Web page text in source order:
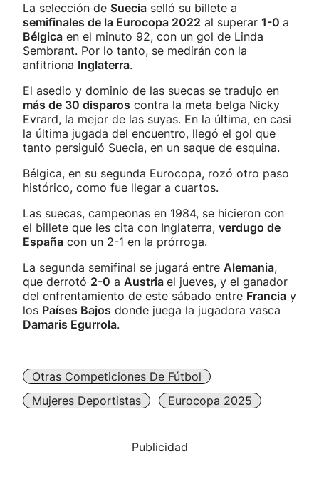
La selección de Suecia selló su billete a
semifinales de la Eurocopa 2022 al superar 1-0 a
Bélgica en el minuto 92, con un gol de Linda
Sembrant. Por lo tanto, se medirán con la
anfitriona Inglaterra.
El asedio y dominio de las suecas se tradujo en
más de 30 disparos contra la meta belga Nicky
Evrard, la mejor de las suyas. En la última, en casi
la última jugada del encuentro, llegó el gol que
tanto persiguió Suecia, en un saque de esquina.
Bélgica, en su segunda Eurocopa, rozó otro paso
histórico, como fue llegar a cuartos.
Las suecas, campeonas en 1984, se hicieron con
el billete que les cita con Inglaterra, verdugo de
España con un 2-1 en la prórroga.
La segunda semifinal se jugará entre Alemania,
que derrotó 2-0 a Austria el jueves, y el ganador
del enfrentamiento de este sábado entre Francia y
los Países Bajos donde juega la jugadora vasca
Damaris Egurrola.
Otras Competiciones De Fútbol
Mujeres Deportistas
Eurocopa 2025
Publicidad